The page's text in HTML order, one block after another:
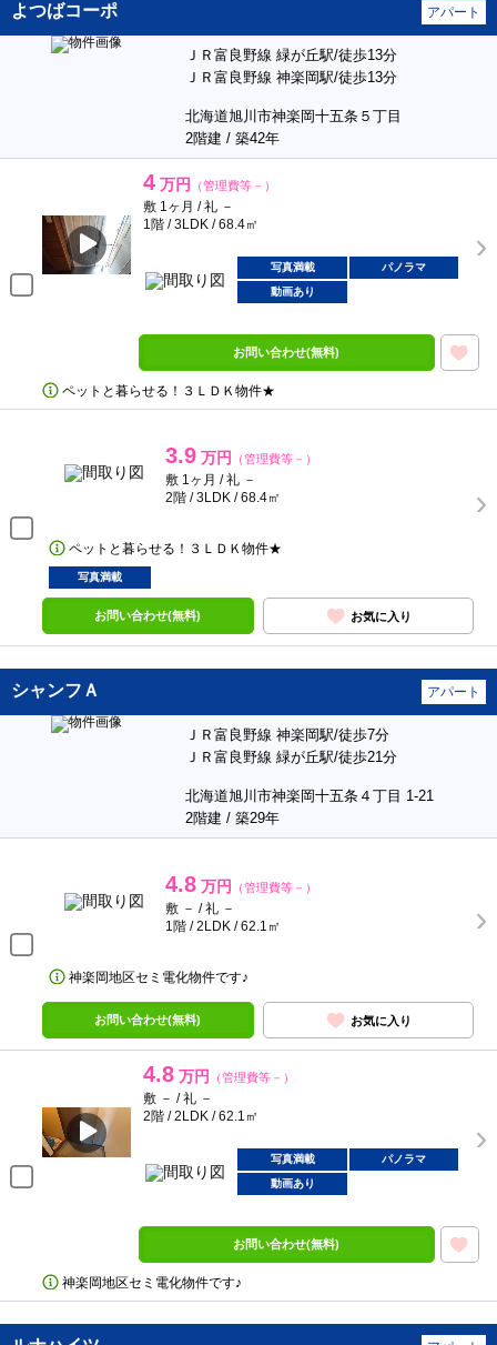
よつばコーポ アパート
ＪＲ富良野線 緑が丘駅/徒歩13分
ＪＲ富良野線 神楽岡駅/徒歩13分
北海道旭川市神楽岡十五条５丁目
2階建 / 築42年
4 万円 （管理費等－）
敷 1ヶ月 / 礼 －
1階 / 3LDK / 68.4㎡
写真満載
パノラマ
動画あり
お問い合わせ(無料)
ペットと暮らせる！３ＬＤＫ物件★
3.9 万円 （管理費等－）
敷 1ヶ月 / 礼 －
2階 / 3LDK / 68.4㎡
ペットと暮らせる！３ＬＤＫ物件★
写真満載
お問い合わせ(無料) お気に入り
シャンフＡ アパート
ＪＲ富良野線 神楽岡駅/徒歩7分
ＪＲ富良野線 緑が丘駅/徒歩21分
北海道旭川市神楽岡十五条４丁目 1-21
2階建 / 築29年
4.8 万円 （管理費等－）
敷 － / 礼 －
1階 / 2LDK / 62.1㎡
神楽岡地区セミ電化物件です♪
お問い合わせ(無料) お気に入り
4.8 万円 （管理費等－）
敷 － / 礼 －
2階 / 2LDK / 62.1㎡
写真満載
パノラマ
動画あり
お問い合わせ(無料)
神楽岡地区セミ電化物件です♪